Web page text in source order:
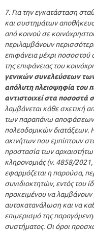
7. Για την εγκατάσταση
και συστημάτων
από κοινού σε
περιλαμβάνουν
επιφάνεια μέχρι ποσοστού
της επιφάνειας του
γενικών συνελεύσεων
απόλυτη πλειοψηφία του
αντιστοιχεί στα ποσοστά
λαμβάνεται κάθε σχετική
των παραπάνω
πολεοδομικών διατάξεων.
ακινήτων που εμπίπτουν
προστασία των αρχαιοτήτων
κληρονομιάς (ν. 4858/
εφαρμόζεται η παρούσα,
συνιδιοκτητών, εντός του
προκειμένου να
αυτοκατανάλωση και να
επιμερισμό της
συστήματος. Οι όροι